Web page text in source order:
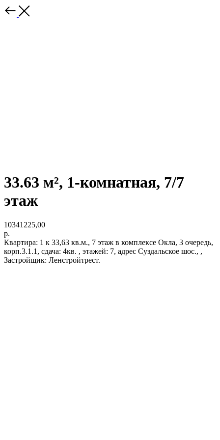
33.63 м², 1-комнатная, 7/7
этаж
10341225,00
р.
Квартира: 1 к 33,63 кв.м., 7 этаж в комплексе Окла, 3 очередь,
корп.3.1.1, сдача: 4кв. , этажей: 7, адрес Суздальское шос., ,
Застройщик: Ленстройтрест.